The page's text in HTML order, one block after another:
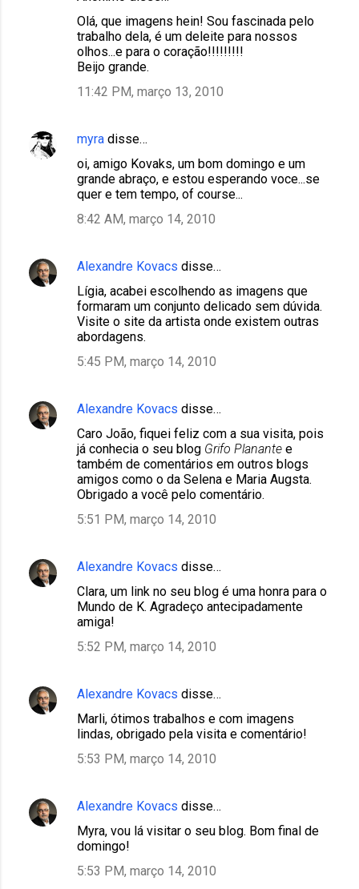
Olá, que imagens hein! Sou fascinada pelo
trabalho dela, é um deleite para nossos
olhos...e para o coração!!!!!!!!!
Beijo grande.
11:42 PM, março 13, 2010
myra disse…
oi, amigo Kovaks, um bom domingo e um
grande abraço, e estou esperando voce...se
quer e tem tempo, of course...
8:42 AM, março 14, 2010
Alexandre Kovacs disse…
Lígia, acabei escolhendo as imagens que
formaram um conjunto delicado sem dúvida.
Visite o site da artista onde existem outras
abordagens.
5:45 PM, março 14, 2010
Alexandre Kovacs disse…
Caro João, fiquei feliz com a sua visita, pois
já conhecia o seu blog Grifo Planante e
também de comentários em outros blogs
amigos como o da Selena e Maria Augsta.
Obrigado a você pelo comentário.
5:51 PM, março 14, 2010
Alexandre Kovacs disse…
Clara, um link no seu blog é uma honra para o
Mundo de K. Agradeço antecipadamente
amiga!
5:52 PM, março 14, 2010
Alexandre Kovacs disse…
Marli, ótimos trabalhos e com imagens
lindas, obrigado pela visita e comentário!
5:53 PM, março 14, 2010
Alexandre Kovacs disse…
Myra, vou lá visitar o seu blog. Bom final de
domingo!
5:53 PM, março 14, 2010